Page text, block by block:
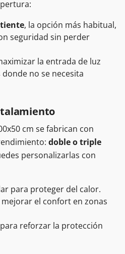
, la opción más habitual,
seguridad sin perder
la entrada de luz
no se necesita
cm se fabrican con
doble o triple
personalizarlas con
para proteger del calor.
el confort en zonas
reforzar la protección